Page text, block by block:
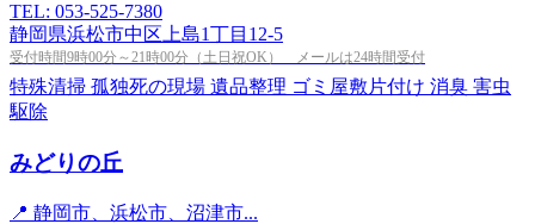
TEL: 053-525-7380
静岡県浜松市中区上島1丁目12-5
受付時間9時00分～21時00分（土日祝OK） メールは24時間受付
特殊清掃 孤独死の現場 遺品整理 ゴミ屋敷片付け 消臭 害虫
駆除
みどりの丘
📍 静岡市、浜松市、沼津市...